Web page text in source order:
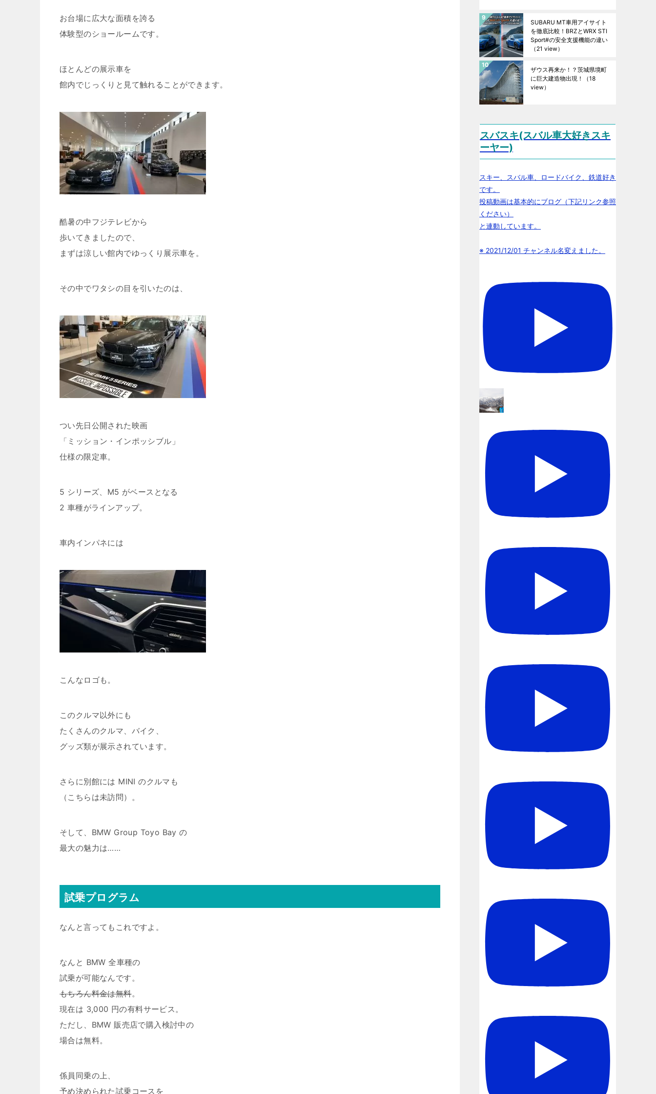
お台場に広大な面積を誇る
体験型のショールームです。
ほとんどの展示車を
館内でじっくりと見て触れることができます。
酷暑の中フジテレビから
歩いてきましたので、
まずは涼しい館内でゆっくり展示車を。
その中でワタシの目を引いたのは、
つい先日公開された映画
「ミッション・インポッシブル」
仕様の限定車。
5 シリーズ、M5 がベースとなる
2 車種がラインアップ。
車内インパネには
こんなロゴも。
このクルマ以外にも
たくさんのクルマ、バイク、
グッズ類が展示されています。
さらに別館には MINI のクルマも
（こちらは未訪問）。
そして、BMW Group Toyo Bay の
最大の魅力は……
試乗プログラム
なんと言ってもこれですよ。
なんと BMW 全車種の
試乗が可能なんです。
もちろん料金は無料。
現在は 3,000 円の有料サービス。
ただし、BMW 販売店で購入検討中の
場合は無料。
係員同乗の上、
予め決められた試乗コースを
SUBARU MT車用アイサイト
を徹底比較！BRZとWRX STI
Sport#の安全支援機能の違い
（21 view）
ザウス再来か！？茨城県境町
に巨大建造物出現！
（18
view）
スバスキ(スバル車大好きスキ
ーヤー)
スキー、スバル車、ロードバイク、鉄道好き
です。
投稿動画は基本的にブログ（下記リンク参照
ください）
と連動しています。
※ 2021/12/01 チャンネル名変えました。